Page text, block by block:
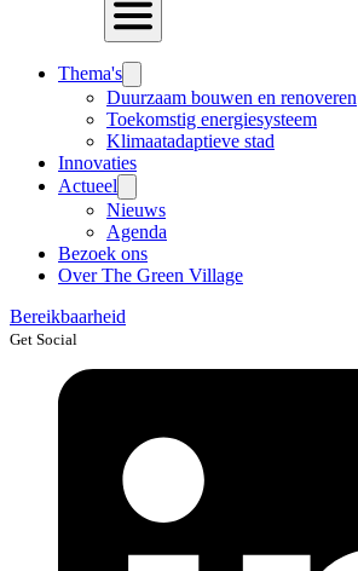
Thema's
Duurzaam bouwen en renoveren
Toekomstig energiesysteem
Klimaatadaptieve stad
Innovaties
Actueel
Nieuws
Agenda
Bezoek ons
Over The Green Village
Bereikbaarheid
Get Social